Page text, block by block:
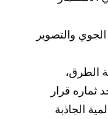
والتصوير
الطرق،
ثماره قرار
الجاذبة